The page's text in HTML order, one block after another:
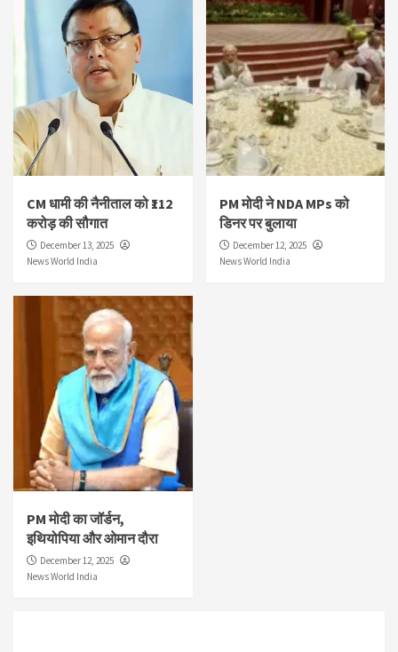
CM धामी की नैनीताल को ₹112
करोड़ की सौगात
December 13, 2025
News World India
PM मोदी ने NDA MPs को
डिनर पर बुलाया
December 12, 2025
News World India
PM मोदी का जॉर्डन,
इथियोपिया और ओमान दौरा
December 12, 2025
News World India